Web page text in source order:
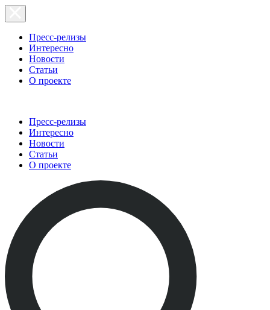
Пресс-релизы
Интересно
Новости
Статьи
О проекте
Пресс-релизы
Интересно
Новости
Статьи
О проекте